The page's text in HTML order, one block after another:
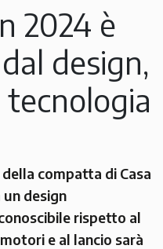
2024 è
design,
compatta di Casa
un design
rispetto al
e al lancio sarà